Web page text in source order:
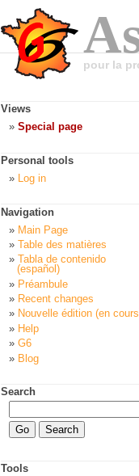
pour la
Views
Special page
Personal tools
Log in
Navigation
Main Page
Table des matières
Tabla de contenido
(español)
Préambule
Recent changes
Nouvelle édition (en
Help
G6
Blog
Search
Tools